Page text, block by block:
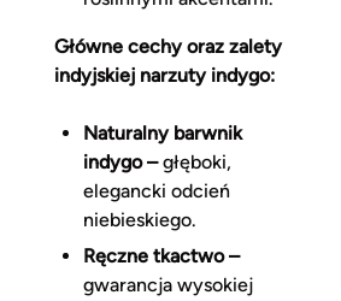
Główne cechy oraz zalety
indyjskiej narzuty indygo:
Naturalny barwnik
indygo –głęboki,
elegancki odcień
niebieskiego.
Ręczne tkactwo –
gwarancja wysokiej